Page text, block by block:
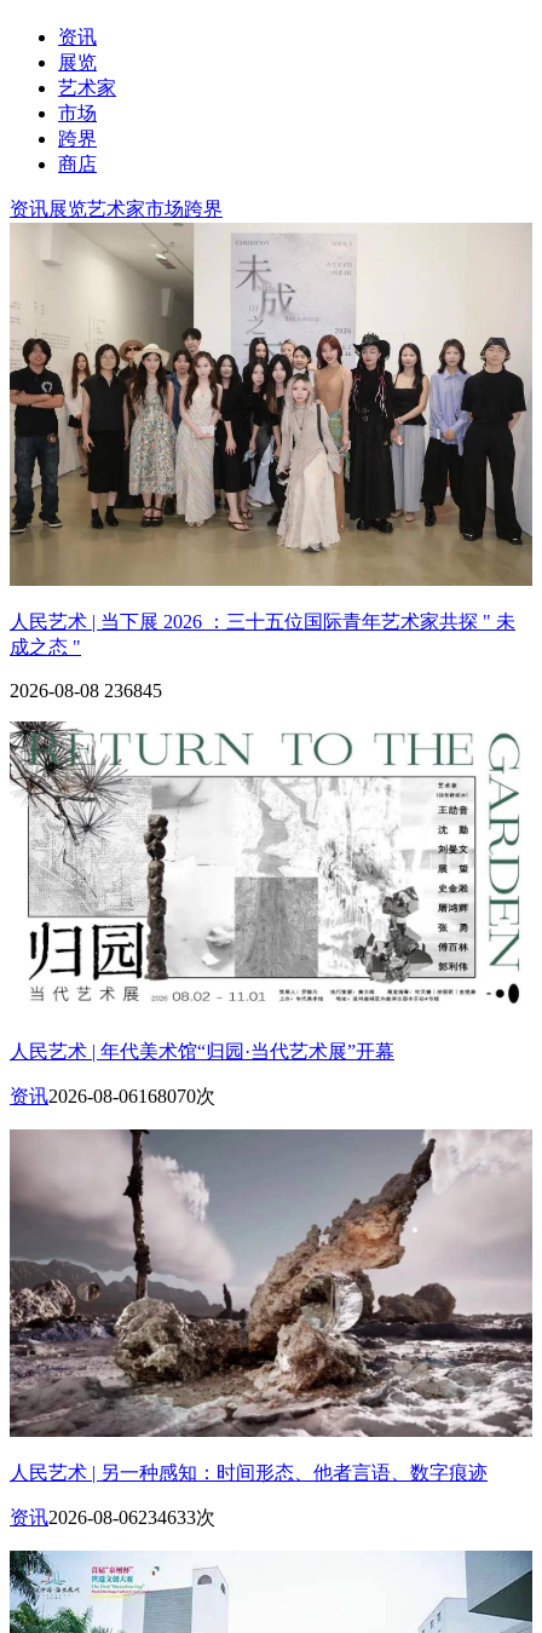
资讯
展览
艺术家
市场
跨界
商店
资讯展览艺术家市场跨界
人民艺术 | 当下展 2026 ：三十五位国际青年艺术家共探 " 未
成之态 "
2026-08-08 236845
人民艺术 | 年代美术馆“归园·当代艺术展”开幕
资讯2026-08-06168070次
人民艺术 | 另一种感知：时间形态、他者言语、数字痕迹
资讯2026-08-06234633次